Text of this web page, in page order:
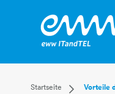
Startseite
Dropdown
Vorteile